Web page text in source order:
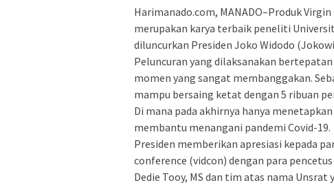
Harimanado.com, MANADO–Produk
merupakan karya terbaik peneliti
diluncurkan Presiden Joko Widodo
Peluncuran yang dilaksanakan
momen yang sangat membanggakan.
mampu bersaing ketat dengan 5 ribuan
Di mana pada akhirnya hanya
membantu menangani pandemi Covid-19.
Presiden memberikan apresiasi kepada
conference (vidcon) dengan para pencetus
Dedie Tooy, MS dan tim atas nama